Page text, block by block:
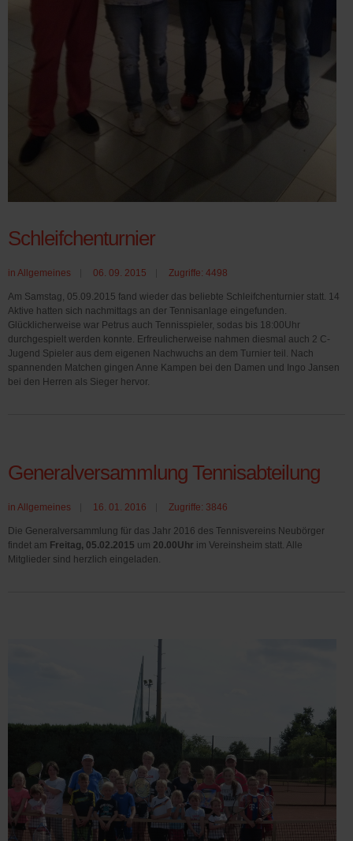
Schleifchenturnier
in Allgemeines 06. 09. 2015 Zugriffe: 4498
Am Samstag, 05.09.2015 fand wieder das beliebte Schleifchenturnier statt. 14
Aktive hatten sich nachmittags an der Tennisanlage eingefunden.
Glücklicherweise war Petrus auch Tennisspieler, sodas bis 18:00Uhr
durchgespielt werden konnte. Erfreulicherweise nahmen diesmal auch 2 C-
Jugend Spieler aus dem eigenen Nachwuchs an dem Turnier teil. Nach
spannenden Matchen gingen Anne Kampen bei den Damen und Ingo Jansen
bei den Herren als Sieger hervor.
Generalversammlung Tennisabteilung
in Allgemeines 16. 01. 2016 Zugriffe: 3846
Die Generalversammlung für das Jahr 2016 des Tennisvereins Neubörger
findet am Freitag, 05.02.2015 um 20.00Uhr im Vereinsheim statt. Alle
Mitglieder sind herzlich eingeladen.